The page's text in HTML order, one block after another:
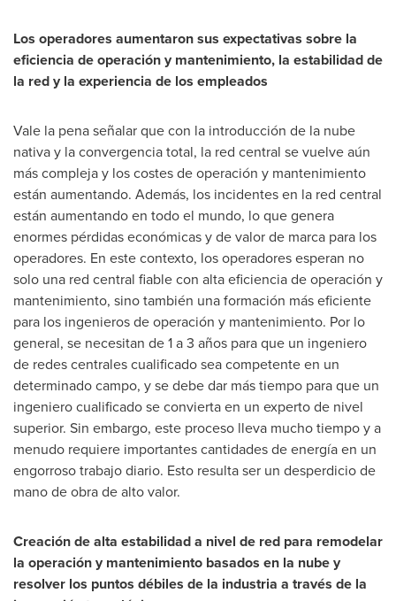
Los operadores aumentaron sus expectativas sobre la
eficiencia de operación y mantenimiento, la estabilidad de
la red y la experiencia de los empleados
Vale la pena señalar que con la introducción de la nube
nativa y la convergencia total, la red central se vuelve aún
más compleja y los costes de operación y mantenimiento
están aumentando. Además, los incidentes en la red central
están aumentando en todo el mundo, lo que genera
enormes pérdidas económicas y de valor de marca para los
operadores. En este contexto, los operadores esperan no
solo una red central fiable con alta eficiencia de operación y
mantenimiento, sino también una formación más eficiente
para los ingenieros de operación y mantenimiento. Por lo
general, se necesitan de 1 a 3 años para que un ingeniero
de redes centrales cualificado sea competente en un
determinado campo, y se debe dar más tiempo para que un
ingeniero cualificado se convierta en un experto de nivel
superior. Sin embargo, este proceso lleva mucho tiempo y a
menudo requiere importantes cantidades de energía en un
engorroso trabajo diario. Esto resulta ser un desperdicio de
mano de obra de alto valor.
Creación de alta estabilidad a nivel de red para remodelar
la operación y mantenimiento basados en la nube y
resolver los puntos débiles de la industria a través de la